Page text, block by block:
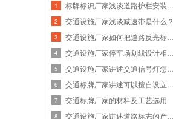
1
2 交通设施厂家浅谈减速带是什么？
3
4
5
6
7 ​交通标牌厂家的材料及工艺选用
8